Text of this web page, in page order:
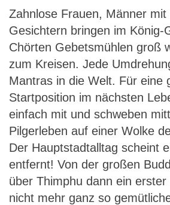
Zahnlose Frauen, Männer
Gesichtern bringen im König-
Chörten Gebetsmühlen groß
zum Kreisen. Jede
Mantras in die Welt. Für eine
Startposition im nächsten
einfach mit und schweben
Pilgerleben auf einer Wolke
Der Hauptstadtalltag scheint
entfernt! Von der großen
über Thimphu dann ein
nicht mehr ganz so